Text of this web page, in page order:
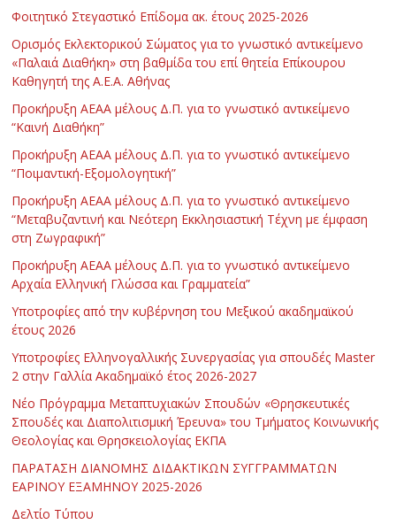
Φοιτητικό Στεγαστικό Επίδομα ακ. έτους 2025-2026
Ορισμός Εκλεκτορικού Σώματος για το γνωστικό αντικείμενο
«Παλαιά Διαθήκη» στη βαθμίδα του επί θητεία Επίκουρου
Καθηγητή της Α.Ε.Α. Αθήνας
Προκήρυξη ΑΕΑΑ μέλους Δ.Π. για το γνωστικό αντικείμενο
“Καινή Διαθήκη”
Προκήρυξη ΑΕΑΑ μέλους Δ.Π. για το γνωστικό αντικείμενο
“Ποιμαντική-Εξομολογητική”
Προκήρυξη ΑΕΑΑ μέλους Δ.Π. για το γνωστικό αντικείμενο
“Μεταβυζαντινή και Νεότερη Εκκλησιαστική Τέχνη με έμφαση
στη Ζωγραφική”
Προκήρυξη ΑΕΑΑ μέλους Δ.Π. για το γνωστικό αντικείμενο
Αρχαία Ελληνική Γλώσσα και Γραμματεία”
Υποτροφίες από την κυβέρνηση του Μεξικού ακαδημαϊκού
έτους 2026
Υποτροφίες Ελληνογαλλικής Συνεργασίας για σπουδές Master
2 στην Γαλλία Ακαδημαϊκό έτος 2026-2027
Νέο Πρόγραμμα Μεταπτυχιακών Σπουδών «Θρησκευτικές
Σπουδές και Διαπολιτισμική Έρευνα» του Τμήματος Κοινωνικής
Θεολογίας και Θρησκειολογίας ΕΚΠΑ
ΠΑΡΑΤΑΣΗ ΔΙΑΝΟΜΗΣ ΔΙΔΑΚΤΙΚΩΝ ΣΥΓΓΡΑΜΜΑΤΩΝ
ΕΑΡΙΝΟΥ ΕΞΑΜΗΝΟΥ 2025-2026
Δελτίο Τύπου